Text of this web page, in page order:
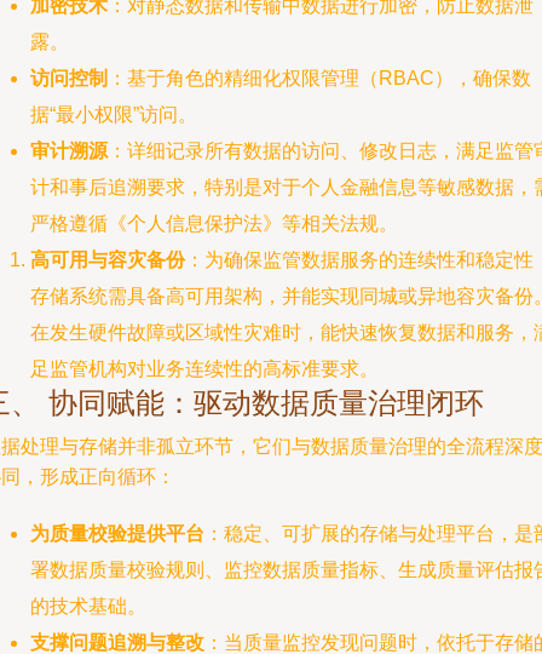
加密技术 ：对静态数据和传输中数据进行加密，防止数据泄
露。
访问控制 ：基于角色的精细化权限管理（RBAC），确保数
据“最小权限”访问。
审计溯源 ：详细记录所有数据的访问、修改日志，满足监管
计和事后追溯要求，特别是对于个人金融信息等敏感数据，
严格遵循《个人信息保护法》等相关法规。
高可用与容灾备份：为确保监管数据服务的连续性和稳定性
存储系统需具备高可用架构，并能实现同城或异地容灾备份
在发生硬件故障或区域性灾难时，能快速恢复数据和服务，
足监管机构对业务连续性的高标准要求。
、 协同赋能：驱动数据质量治理闭环
处理与存储并非孤立环节，它们与数据质量治理的全流程深度
，形成正向循环：
为质量校验提供平台 ：稳定、可扩展的存储与处理平台，是
署数据质量校验规则、监控数据质量指标、生成质量评估报
的技术基础。
支撑问题追溯与整改 ：当质量监控发现问题时，依托于存储